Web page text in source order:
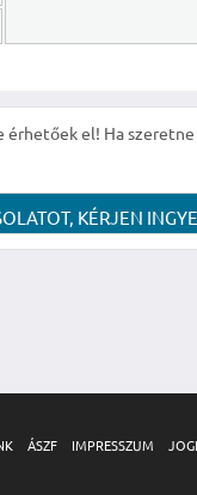
el! Ha
KÉRJEN
ÁSZF IMPRESSZUM